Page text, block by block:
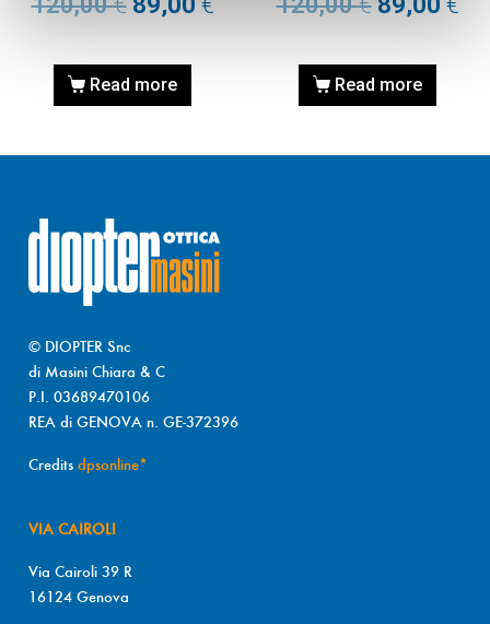
Read more Read more
© DIOPTER Snc
di Masini Chiara & C
P.I. 03689470106
REA di GENOVA n. GE-372396
Credits dpsonline*
VIA CAIROLI
Via Cairoli 39 R
16124 Genova